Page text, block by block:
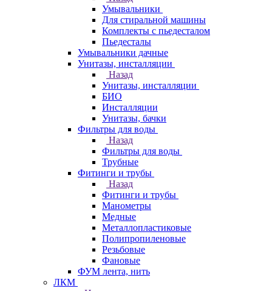
Умывальники
Для стиральной машины
Комплекты с пьедесталом
Пьедесталы
Умывальники дачные
Унитазы, инсталляции
Назад
Унитазы, инсталляции
БИО
Инсталляции
Унитазы, бачки
Фильтры для воды
Назад
Фильтры для воды
Трубные
Фитинги и трубы
Назад
Фитинги и трубы
Манометры
Медные
Металлопластиковые
Полипропиленовые
Резьбовые
Фановые
ФУМ лента, нить
ЛКМ